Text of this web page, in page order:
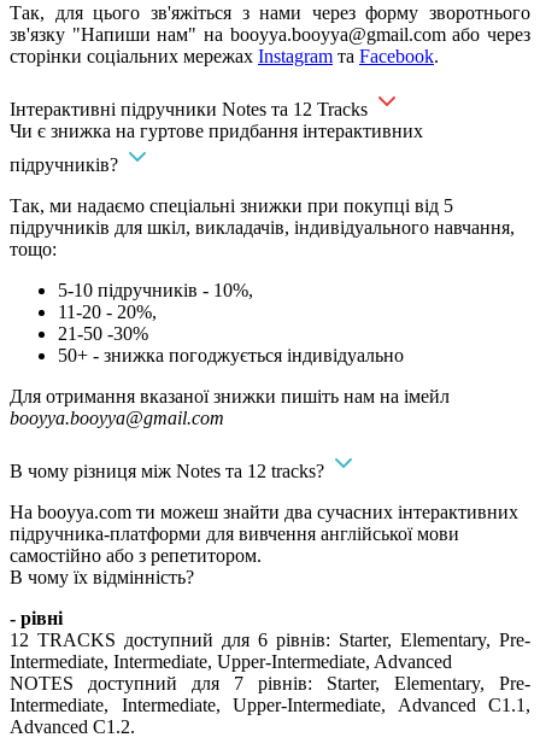
Так, для цього зв'яжіться з нами через форму зворотнього
зв'язку "Напиши нам" на booyya.booyya@gmail.comабо через
сторінки соціальних мережах Instagram та Facebook.
Інтерактивні підручники Notes та 12 Tracks
Чи є знижка на гуртове придбання інтерактивних
підручників?
Так, ми надаємо спеціальні знижки при покупці від 5
підручників для шкіл, викладачів, індивідуального навчання,
тощо:
5-10 підручників - 10%,
11-20 - 20%,
21-50 -30%
50+ - знижка погоджується індивідуально
Для отримання вказаної знижки пишіть нам на імейл
booyya.booyya@gmail.com
В чому різниця між Notes та 12 tracks?
На booyya.com ти можеш знайти два сучасних інтерактивних
підручника-платформи для вивчення англійської мови
самостійно або з репетитором.
В чому їх відмінність?
- рівні
12 TRACKS доступний для 6 рівнів: Starter, Elementary, Pre-
Intermediate, Intermediate, Upper-Intermediate, Advanced
NOTES доступний для 7 рівнів: Starter, Elementary, Pre-
Intermediate, Intermediate, Upper-Intermediate, Advanced C1.1,
Advanced C1.2.